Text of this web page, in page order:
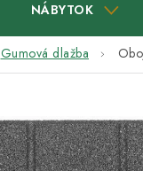
NÁBYTOK
Gumová dlažba